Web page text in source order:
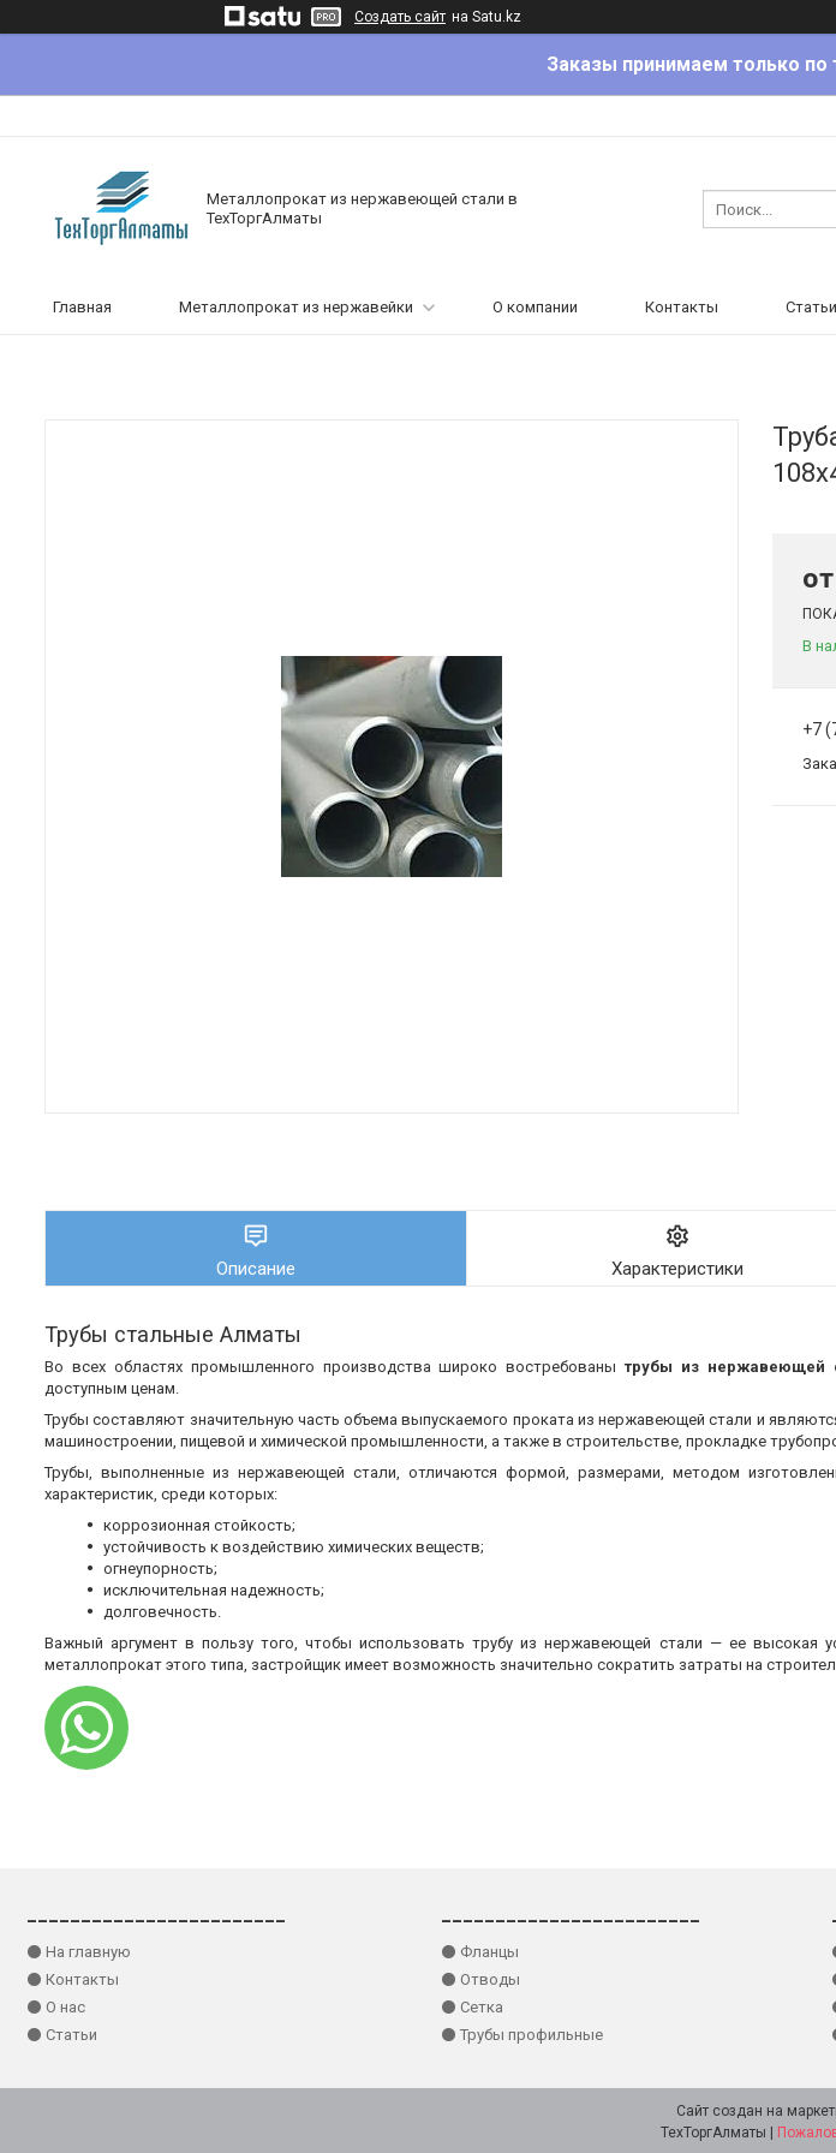
Создать сайт на Satu.kz
Заказы принимаем только по
Металлопрокат из нержавеющей стали в
ТехТоргАлматы
Главная Металлопрокат из нержавейки О компании Контакты Статьи
от
В
+7
Описание Характеристики
Трубы стальные Алматы
Во всех областях промышленного производства широко востребованытрубы из нержавеющей
доступным ценам.
Трубы составляют значительную часть объема выпускаемого проката из нержавеющей стали и
машиностроении, пищевой и химической промышленности, а также в строительстве, прокладке
Трубы, выполненные из нержавеющей стали, отличаются формой, размерами, методом
характеристик, среди которых:
коррозионная стойкость;
устойчивость к воздействию химических веществ;
огнеупорность;
исключительная надежность;
долговечность.
Важный аргумент в пользу того, чтобы использовать трубу из нержавеющей стали — ее высокая
металлопрокат этого типа, застройщик имеет возможность значительно сократить затраты на
⚫ На главную
⚫ Контакты
⚫ О нас
⚫ Статьи
⚫ Фланцы
⚫ Отводы
⚫ Сетка
⚫ Трубы профильные
Сайт создан на